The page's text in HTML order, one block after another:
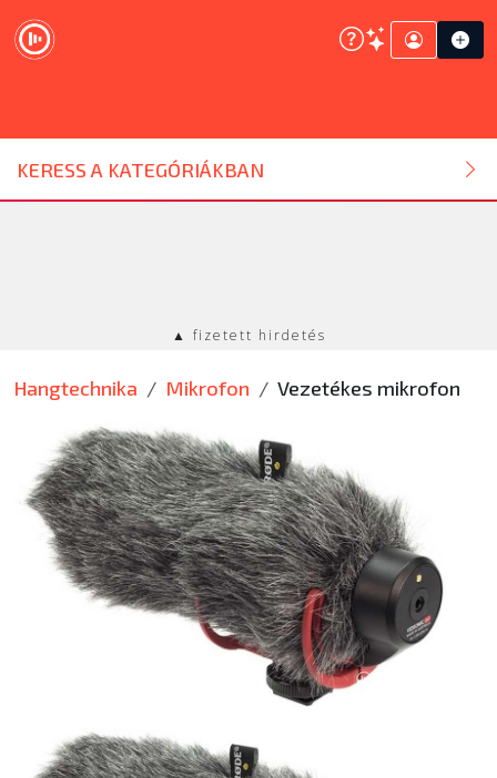
KERESS A KATEGÓRIÁKBAN
DJ ESZKÖZ
HANGTECHNIKA
EGYÉB
SZOLGÁLTATÁSOK
ÚJ TERMÉKEK
▲ fizetett hirdetés
Hangtechnika Mikrofon Vezetékes mikrofon